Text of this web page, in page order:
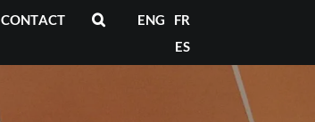
CONTACT ENG
FR
ES